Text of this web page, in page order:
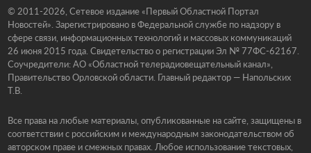
© 2011-2026, Сетевое издание «Первый Областной Портал
Новостей». Зарегистрировано в Федеральной службе по надзору в
сфере связи, информационных технологий и массовых коммуникаций
26 июня 2015 года. Свидетельство о регистрации Эл № 77ФС-62167.
Соучредители: АО «Областной телерадиовещательный канал»,
Правительство Орловской области. Главный редактор — Напольских
Т.В.
Все права на любые материалы, опубликованные на сайте, защищены в
соответствии с российским и международным законодательством об
авторском праве и смежных правах. Любое использование текстовых,